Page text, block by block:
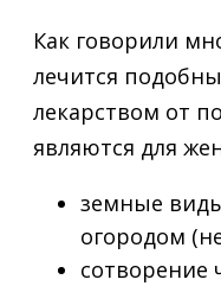
Как говорили
лечится
лекарством от
являются для
земные
огородом
сотворение